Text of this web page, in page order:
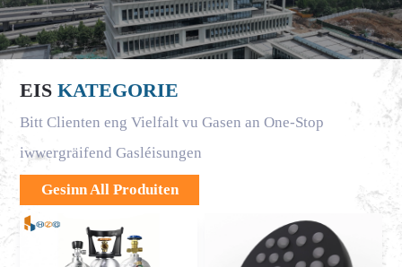
EIS KATEGORIE
Bitt Clienten eng Vielfalt vu Gasen an One-Stop
iwwergräifend Gasléisungen
Gesinn All Produiten